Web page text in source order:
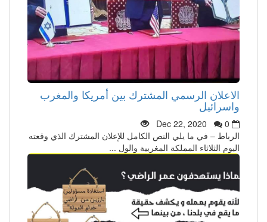
الاعلان الرسمي المشترك بين أمريكا والمغرب
واسرائيل
Dec 22, 2020
0
الرباط – في ما يلي النص الكامل للإعلان المشترك الذي وقعته
اليوم الثلاثاء المملكة المغربية والول ...